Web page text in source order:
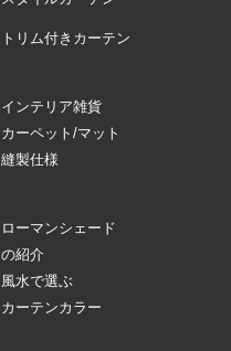
トリム付きカーテン
インテリア雑貨
カーペット/マット
縫製仕様
ローマンシェード
の紹介
風水で選ぶ
カーテンカラー